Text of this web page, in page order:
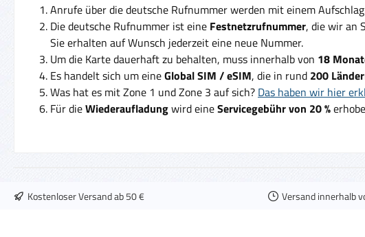
Anrufe über die deutsche Rufnummer werden mit einem
Die deutsche Rufnummer ist eine Festnetzrufnummer, die wir an
Sie erhalten auf Wunsch jederzeit eine neue Nummer.
Um die Karte dauerhaft zu behalten, muss innerhalb von 18
Es handelt sich um eineGlobal SIM / eSIM, die in rund 200
Was hat es mit Zone 1 und Zone 3 auf sich? Das haben wir hier
Für dieWiederaufladungwird eineServicegebühr von 20 %
Kostenloser Versand ab 50 € Versand innerhalb